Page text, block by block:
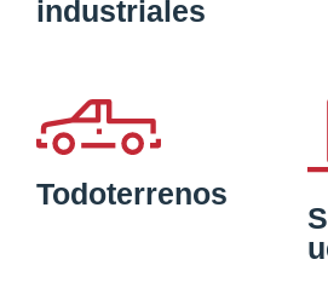
industriales
Todoterrenos